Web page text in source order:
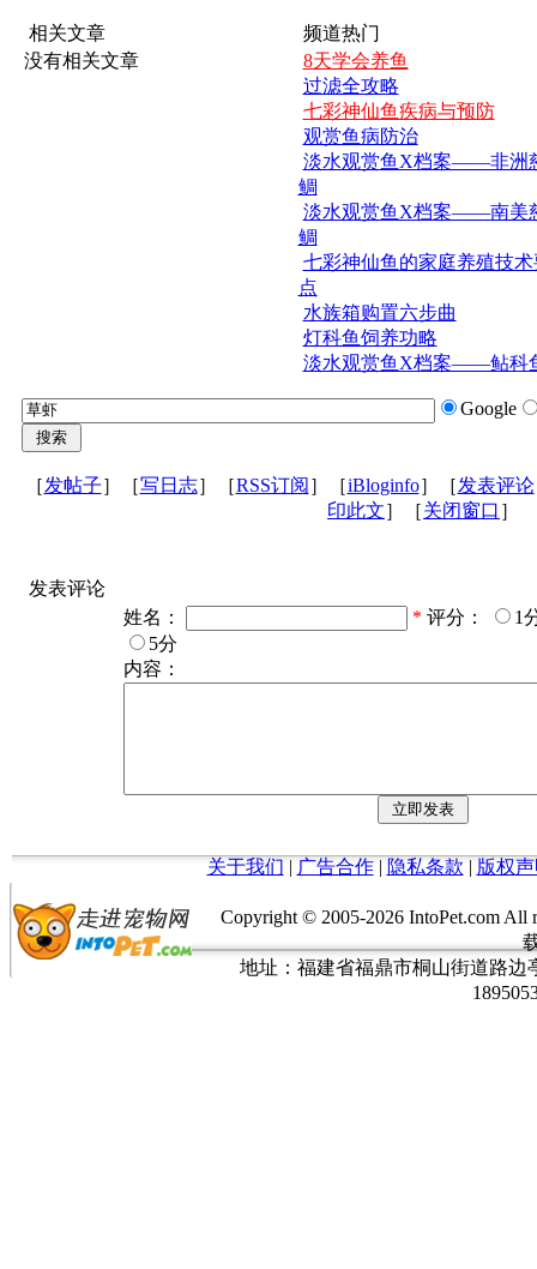
相关文章
没有相关文章
频道热门
8天学会养鱼
过滤全攻略
七彩神仙鱼疾病与预防
观赏鱼病防治
淡水观赏鱼X档案——非洲
鲷
淡水观赏鱼X档案——南美
鲷
七彩神仙鱼的家庭养殖技术
点
水族箱购置六步曲
灯科鱼饲养功略
淡水观赏鱼X档案——鲇科
Google
［发帖子］［写日志］［RSS订阅 ］［iBloginfo］［发表评论
印此文］［关闭窗口 ］
发表评论
姓名：
* 评分：
1
5分
内容：
关于我们 | 广告合作| 隐私条款 | 版权
Copyright © 2005-2026 IntoPet.com
地址：福建省福鼎市桐山街道路边